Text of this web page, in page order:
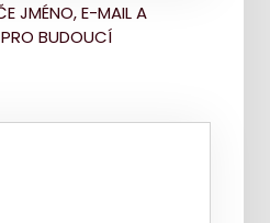
JMÉNO, E-MAIL A
BUDOUCÍ